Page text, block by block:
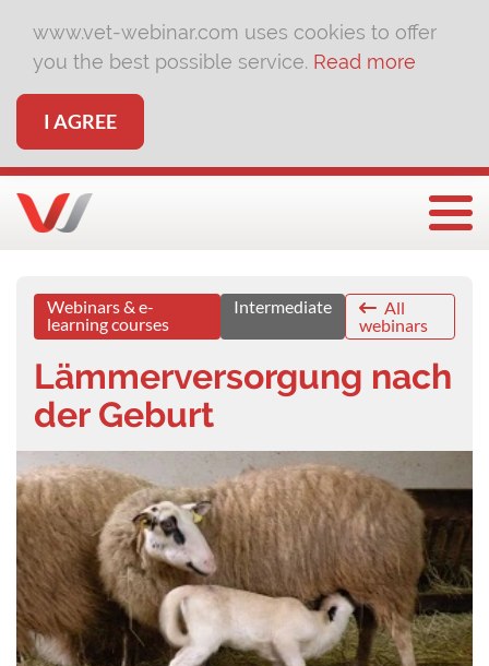
www.vet-webinar.com uses cookies to offer
you the best possible service. Read more
I AGREE
Webinars & e-
learning courses
Intermediate
All
webinars
Lämmerversorgung nach
der Geburt